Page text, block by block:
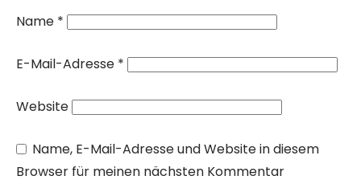
Name *
E-Mail-Adresse *
Website
Name, E-Mail-Adresse und Website in diesem
Browser für meinen nächsten Kommentar